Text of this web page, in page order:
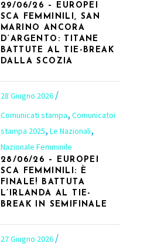
29/06/26 – EUROPEI
SCA FEMMINILI, SAN
MARINO ANCORA
D’ARGENTO: TITANE
BATTUTE AL TIE-BREAK
DALLA SCOZIA
28 Giugno 2026
Comunicati stampa, Comunicatoi
stampa 2025, Le Nazionali,
Nazionale Femminile
28/06/26 – EUROPEI
SCA FEMMINILI: È
FINALE! BATTUTA
L’IRLANDA AL TIE-
BREAK IN SEMIFINALE
27 Giugno 2026